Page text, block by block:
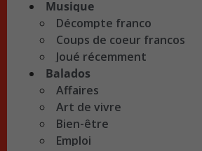
Musique
Décompte franco
Coups de coeur francos
Joué récemment
Balados
Affaires
Art de vivre
Bien-être
Emploi